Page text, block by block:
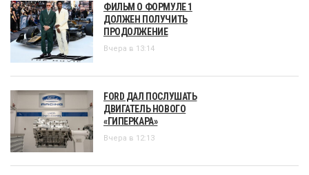
ФИЛЬМ О ФОРМУЛЕ 1
ДОЛЖЕН ПОЛУЧИТЬ
ПРОДОЛЖЕНИЕ
Вчера в 13:14
FORD ДАЛ ПОСЛУШАТЬ
ДВИГАТЕЛЬ НОВОГО
«ГИПЕРКАРА»
Вчера в 12:13